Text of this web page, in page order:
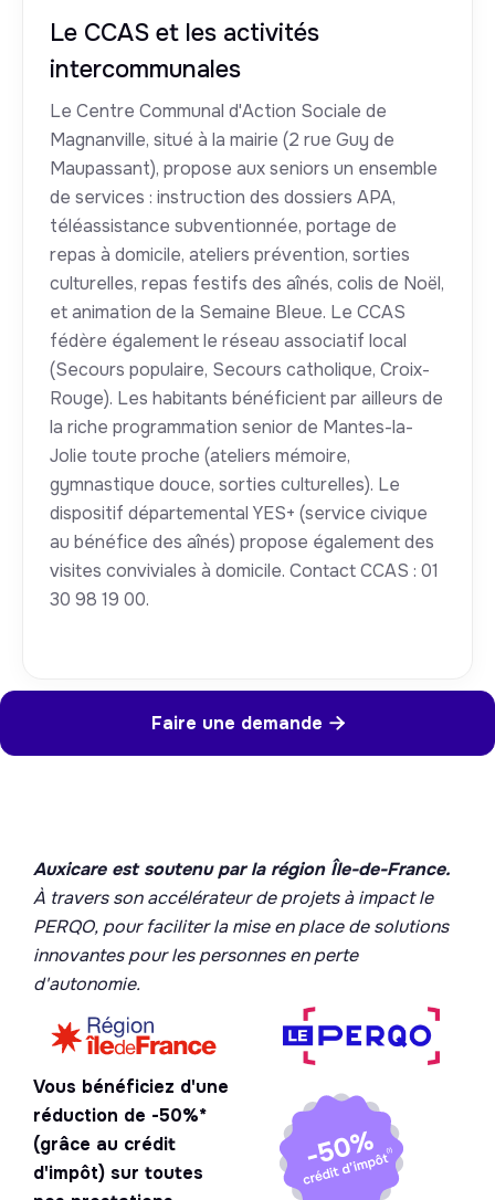
Le CCAS et les activités
intercommunales
Le Centre Communal d'Action Sociale de
Magnanville, situé à la mairie (2 rue Guy de
Maupassant), propose aux seniors un ensemble
de services : instruction des dossiers APA,
téléassistance subventionnée, portage de
repas à domicile, ateliers prévention, sorties
culturelles, repas festifs des aînés, colis de Noël,
et animation de la Semaine Bleue. Le CCAS
fédère également le réseau associatif local
(Secours populaire, Secours catholique, Croix-
Rouge). Les habitants bénéficient par ailleurs de
la riche programmation senior de Mantes-la-
Jolie toute proche (ateliers mémoire,
gymnastique douce, sorties culturelles). Le
dispositif départemental YES+ (service civique
au bénéfice des aînés) propose également des
visites conviviales à domicile. Contact CCAS : 01
30 98 19 00.
Faire une demande 
Auxicare est soutenu par la région Île-de-France.
À travers son accélérateur de projets à impact le
PERQO, pour faciliter la mise en place de solutions
innovantes pour les personnes en perte
d'autonomie.
Vous bénéficiez d'une
réduction de -50%*
(grâce au crédit
d'impôt) sur toutes